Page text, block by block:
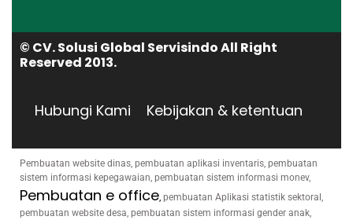
© CV. Solusi Global Servisindo All Right
Reserved 2013.
Hubungi Kami Kebijakan & ketentuan
Pembuatan website dinas, pembuatan aplikasi inventaris, pembuatan
sistem informasi kepegawaian, pembuatan sistem informasi monev,
Pembuatan e office, pembuatan Aplikasi statistik sektoral,
pembuatan website desa, pembuatan sistem informasi gender anak,